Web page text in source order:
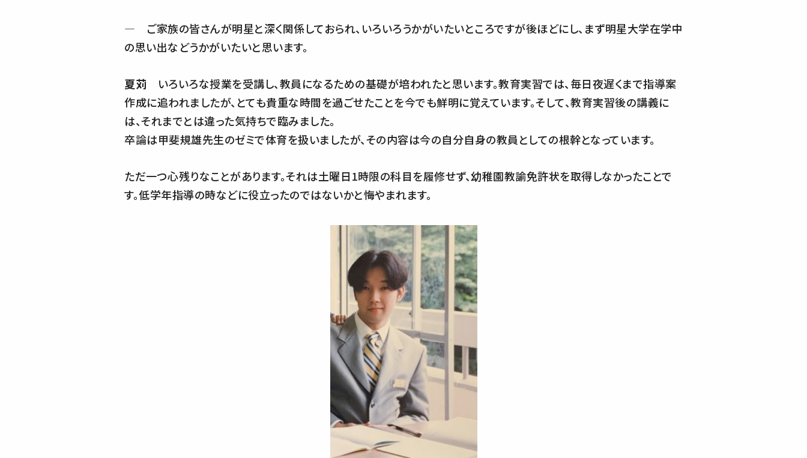
― ご家族の皆さんが明星と深く関係しておられ、いろいろうかがいたいところですが後ほどにし、まず明星大学在学中
の思い出などうかがいたいと思います。
夏苅 いろいろな授業を受講し、教員になるための基礎が培われたと思います。教育実習では、毎日夜遅くまで指導案
作成に追われましたが、とても貴重な時間を過ごせたことを今でも鮮明に覚えています。そして、教育実習後の講義に
は、それまでとは違った気持ちで臨みました。
卒論は甲斐規雄先生のゼミで体育を扱いましたが、その内容は今の自分自身の教員としての根幹となっています。
ただ一つ心残りなことがあります。それは土曜日1時限の科目を履修せず、幼稚園教諭免許状を取得しなかったことで
す。低学年指導の時などに役立ったのではないかと悔やまれます。